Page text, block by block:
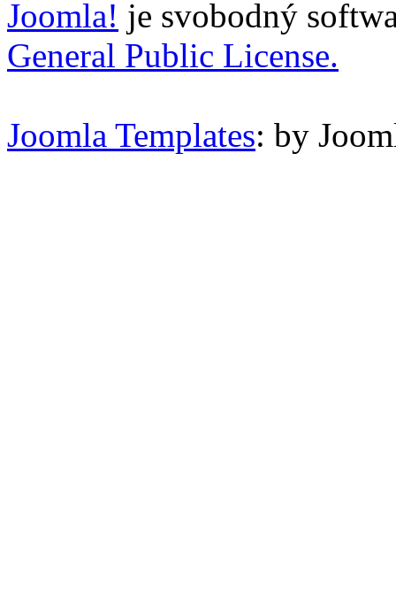
Joomla! je svobodný
General Public License.
Joomla Templates: by